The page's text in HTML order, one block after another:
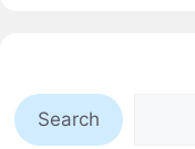
Search